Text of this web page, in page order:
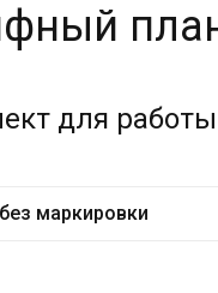
для
маркировки